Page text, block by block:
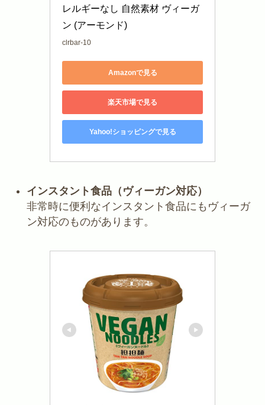
レルギーなし 自然素材 ヴィーガ
ン (アーモンド)
clrbar-10
Amazonで見る
楽天市場で見る
Yahoo!ショッピングで見る
インスタント食品（ヴィーガン対応）
非常時に便利なインスタント食品にもヴィーガ
ン対応のものがあります。